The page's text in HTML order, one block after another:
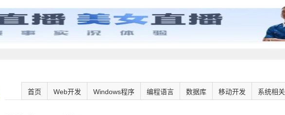
首页 Web开发 Windows程序 编程语言 数据库 移动开发 系统相关